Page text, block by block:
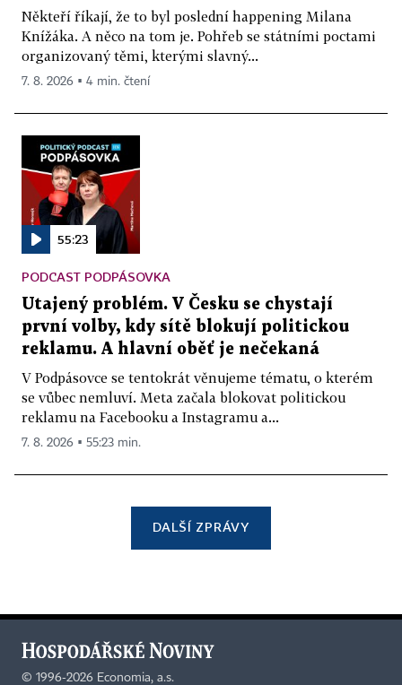
Někteří říkají, že to byl poslední happening Milana
Knížáka. A něco na tom je. Pohřeb se státními poctami
organizovaný těmi, kterými slavný...
7. 8. 2026 ▪ 4 min. čtení
55:23
PODCAST PODPÁSOVKA
Utajený problém. V Česku se chystají
první volby, kdy sítě blokují politickou
reklamu. A hlavní oběť je nečekaná
V Podpásovce se tentokrát věnujeme tématu, o kterém
se vůbec nemluví. Meta začala blokovat politickou
reklamu na Facebooku a Instagramu a...
7. 8. 2026 ▪ 55:23 min.
DALŠÍ ZPRÁVY
© 1996-2026 Economia, a.s.